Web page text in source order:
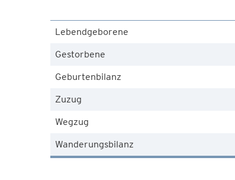
Lebendgeborene
Gestorbene
Geburtenbilanz
Zuzug
Wegzug
Wanderungsbilanz